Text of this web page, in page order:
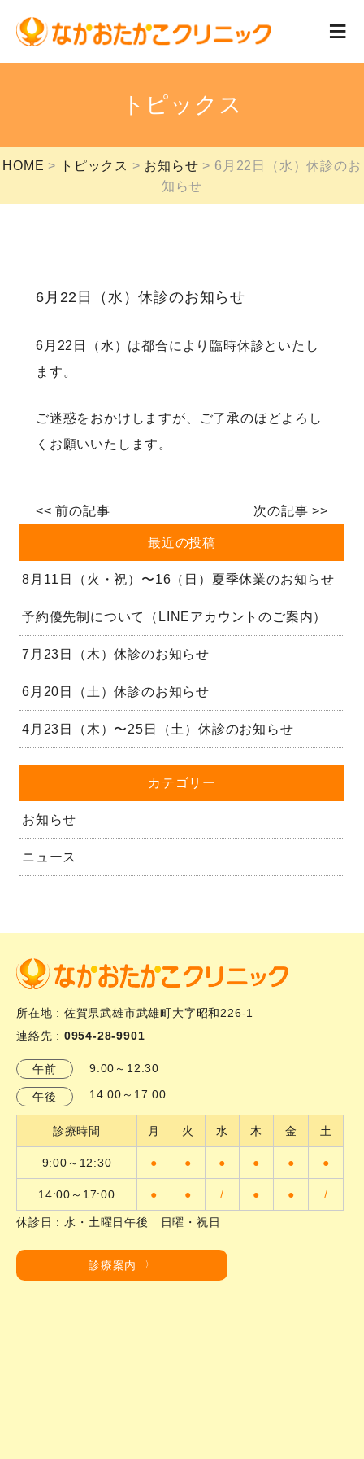
トピックス
HOME トピックス お知らせ
6月22日（水）休診のお
知らせ
6月22日（水）休診のお知らせ
6月22日（水）は都合により臨時休診といたし
ます。
ご迷惑をおかけしますが、ご了承のほどよろし
くお願いいたします。
<<前の記事 次の記事 >>
最近の投稿
8月11日（火・祝）〜16（日）夏季休業のお知らせ
予約優先制について（LINEアカウントのご案内）
7月23日（木）休診のお知らせ
6月20日（土）休診のお知らせ
4月23日（木）〜25日（土）休診のお知らせ
カテゴリー
お知らせ
ニュース
所在地 : 佐賀県武雄市武雄町大字昭和226-1
連絡先 : 0954-28-9901
午前 9:00～12:30
午後 14:00～17:00
診療時間 月 火 水 木 金 土
9:00～12:30 ● ● ● ● ● ●
14:00～17:00 ● ● / ● ● /
休診日：水・土曜日午後 日曜・祝日
診療案内